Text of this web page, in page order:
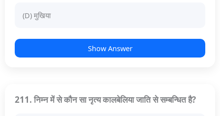
(D) मुखिया
Show Answer
211. निम्न में से कौन सा नृत्य कालबेलिया जाति से सम्बन्धित है?